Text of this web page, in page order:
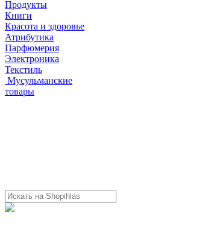
Продукты
Книги
Красота и здоровье
Атрибутика
Парфюмерия
Электроника
Текстиль
Мусульманские
товары